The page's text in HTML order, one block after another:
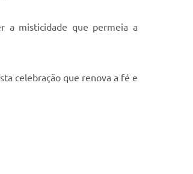
a misticidade que permeia a
celebração que renova a fé e